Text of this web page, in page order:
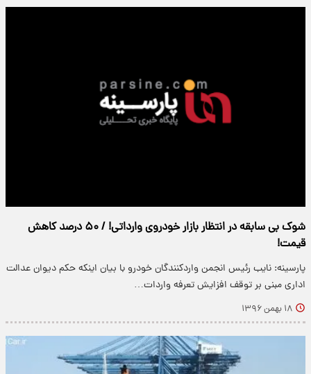
شوک بی سابقه در انتظار بازار خودروی وارداتی! / ۵۰ درصد کاهش
قیمت!
پارسینه: نایب رئیس انجمن واردکنندگان خودرو با بیان اینکه حکم دیوان عدالت
اداری مبنی بر توقف افزایش تعرفه واردات…
۱۸ بهمن ۱۳۹۶